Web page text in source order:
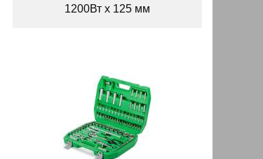
1200Вт х 125 мм